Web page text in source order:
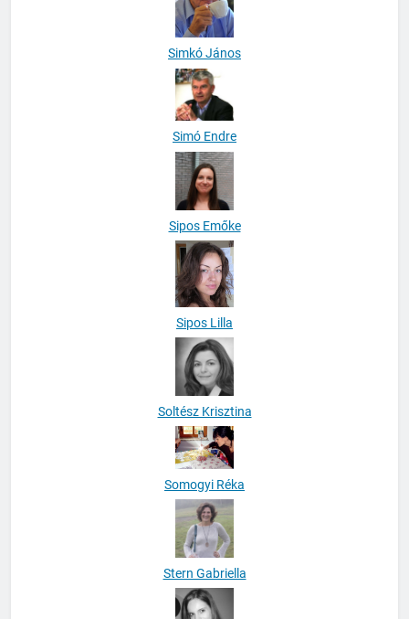
Simkó János
Simó Endre
Sipos Emőke
Sipos Lilla
Soltész Krisztina
Somogyi Réka
Stern Gabriella